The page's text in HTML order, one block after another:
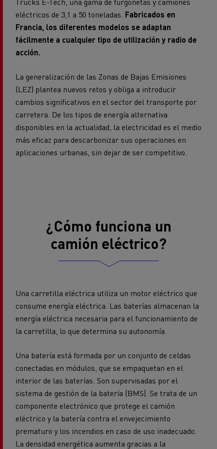
eléctricos de 3,1 a 50 toneladas. Fabricados en
Francia, los diferentes modelos se adaptan
fácilmente a cualquier tipo de utilización y radio de
acción.
La generalización de las Zonas de Bajas Emisiones
(LEZ) plantea nuevos retos y obliga a introducir
cambios significativos en el sector del transporte por
carretera. De los tipos de energía alternativa
disponibles en la actualidad, la electricidad es el medio
más eficaz para descarbonizar sus operaciones en
aplicaciones urbanas, sin dejar de ser competitivo.
¿Cómo funciona un
camión eléctrico?
Una carretilla eléctrica utiliza un motor eléctrico que
consume energía eléctrica. Las baterías almacenan la
energía eléctrica necesaria para el funcionamiento de
la carretilla, lo que determina su autonomía.
Una batería está formada por un conjunto de celdas
conectadas en módulos, que se empaquetan en el
interior de las baterías. Son supervisadas por el
sistema de gestión de la batería (BMS). Se trata de un
componente electrónico que protege el camión
eléctrico y la batería contra el envejecimiento
prematuro y los incendios en caso de uso inadecuado.
La densidad energética aumenta gracias a la